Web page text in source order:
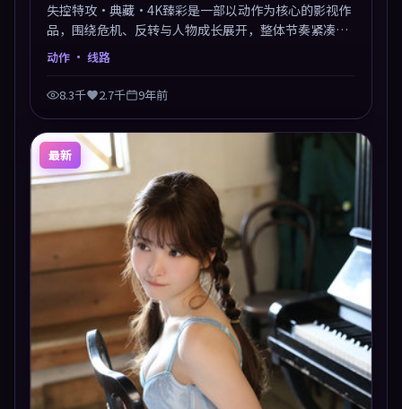
失控特攻·典藏·4K臻彩是一部以动作为核心的影视作
品，围绕危机、反转与人物成长展开，整体节奏紧凑，
值得推荐观看。
动作 · 线路
8.3千 2.7千 9年前
最新